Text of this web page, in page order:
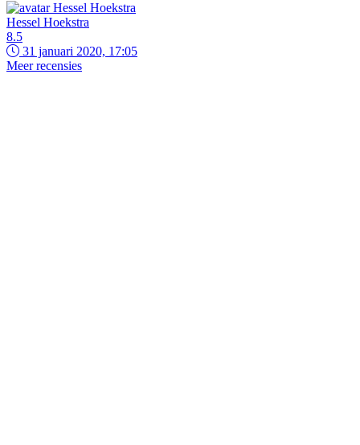
Hessel Hoekstra
8.5
31 januari 2020, 17:05
Meer recensies